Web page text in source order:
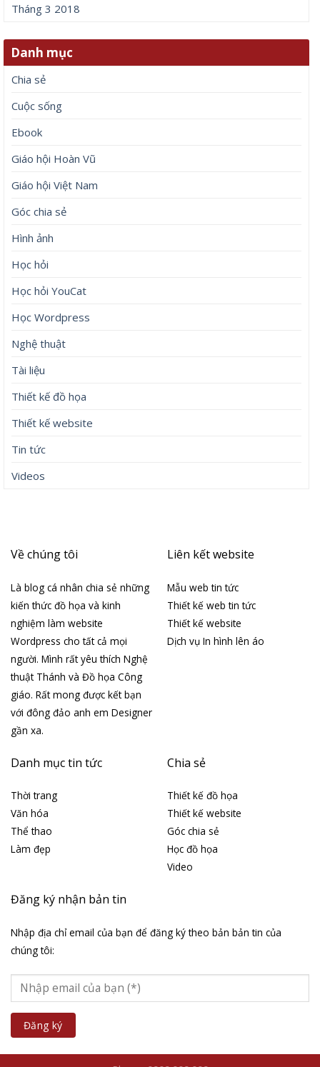
Tháng 3 2018
Danh mục
Chia sẻ
Cuộc sống
Ebook
Giáo hội Hoàn Vũ
Giáo hội Việt Nam
Góc chia sẻ
Hình ảnh
Học hỏi
Học hỏi YouCat
Học Wordpress
Nghệ thuật
Tài liệu
Thiết kế đồ họa
Thiết kế website
Tin tức
Videos
Về chúng tôi
Là blog cá nhân chia sẻ những
kiến thức đồ họa và kinh
nghiệm làm website
Wordpress cho tất cả mọi
người. Mình rất yêu thích Nghệ
thuật Thánh và Đồ họa Công
giáo. Rất mong được kết bạn
với đông đảo anh em Designer
gần xa.
Liên kết website
Mẫu web tin tức
Thiết kế web tin tức
Thiết kế website
Dịch vụ In hình lên áo
Danh mục tin tức
Thời trang
Văn hóa
Thể thao
Làm đẹp
Chia sẻ
Thiết kế đồ họa
Thiết kế website
Góc chia sẻ
Học đồ họa
Video
Đăng ký nhận bản tin
Nhập địa chỉ email của bạn để đăng ký theo bản bản tin của
chúng tôi: